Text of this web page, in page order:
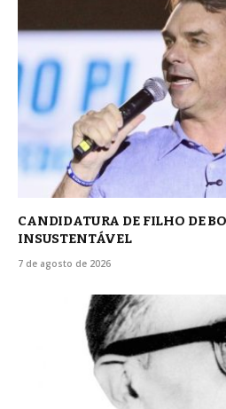
CANDIDATURA DE FILHO DE
INSUSTENTÁVEL
7 de agosto de 2026